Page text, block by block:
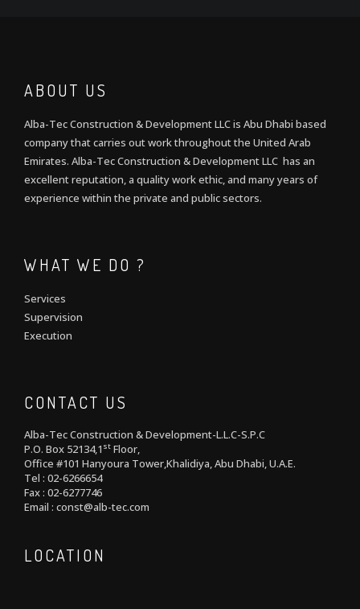
ABOUT US
Alba-Tec Construction & Development LLC is Abu Dhabi based
company that carries out work throughout the United Arab
Emirates. Alba-Tec Construction & Development LLC has an
excellent reputation, a quality work ethic, and many years of
experience within the private and public sectors.
WHAT WE DO ?
Services
Supervision
Execution
CONTACT US
Alba-Tec Construction & Development-L.L.C-S.P.C
P.O. Box 52134,1 st Floor,
Office #101 Hanyoura Tower,Khalidiya, Abu Dhabi, U.A.E.
Tel : 02-6266654
Fax : 02-6277746
Email : const@alb-tec.com
LOCATION